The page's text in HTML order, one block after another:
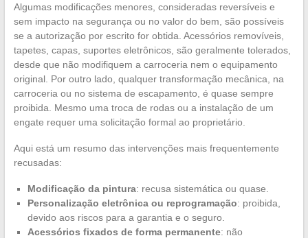
Algumas modificações menores, consideradas reversíveis e
sem impacto na segurança ou no valor do bem, são possíveis
se a autorização por escrito for obtida. Acessórios removíveis,
tapetes, capas, suportes eletrônicos, são geralmente tolerados,
desde que não modifiquem a carroceria nem o equipamento
original. Por outro lado, qualquer transformação mecânica, na
carroceria ou no sistema de escapamento, é quase sempre
proibida. Mesmo uma troca de rodas ou a instalação de um
engate requer uma solicitação formal ao proprietário.
Aqui está um resumo das intervenções mais frequentemente
recusadas:
Modificação da pintura: recusa sistemática ou quase.
Personalização eletrônica ou reprogramação: proibida,
devido aos riscos para a garantia e o seguro.
Acessórios fixados de forma permanente: não